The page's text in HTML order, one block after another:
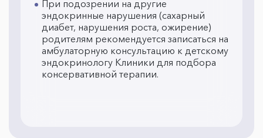
При подозрении на другие
эндокринные нарушения (сахарный
диабет, нарушения роста, ожирение)
родителям рекомендуется записаться на
амбулаторную консультацию к детскому
эндокринологу Клиники для подбора
консервативной терапии.